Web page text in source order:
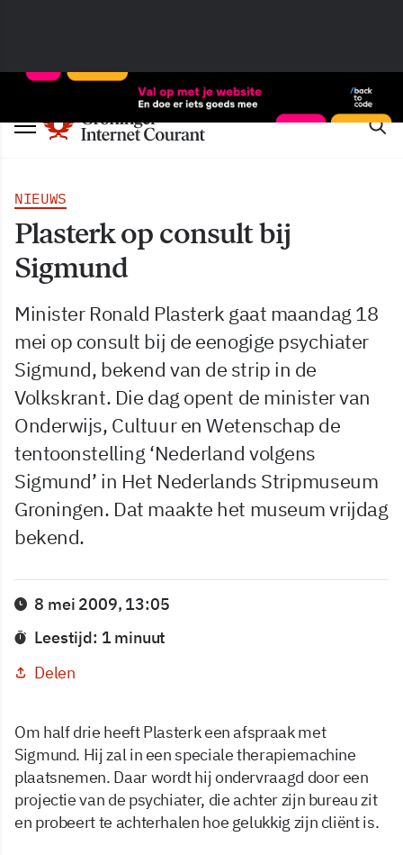
NIEUWS
Plasterk op consult bij
Sigmund
Minister Ronald Plasterk gaat maandag 18
mei op consult bij de eenogige psychiater
Sigmund, bekend van de strip in de
Volkskrant. Die dag opent de minister van
Onderwijs, Cultuur en Wetenschap de
tentoonstelling ‘Nederland volgens
Sigmund’ in Het Nederlands Stripmuseum
Groningen. Dat maakte het museum vrijdag
bekend.
8 mei 2009, 13:05
Leestijd: 1 minuut
Delen
Om half drie heeft Plasterk een afspraak met
Sigmund. Hij zal in een speciale therapiemachine
plaatsnemen. Daar wordt hij ondervraagd door een
projectie van de psychiater, die achter zijn bureau zit
en probeert te achterhalen hoe gelukkig zijn cliënt is.